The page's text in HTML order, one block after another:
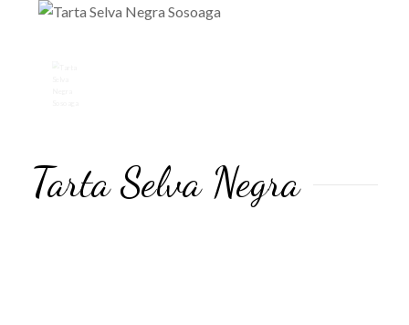
Tarta Selva Negra